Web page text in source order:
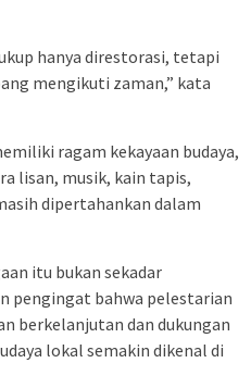
hanya direstorasi, tetapi
mengikuti zaman,” kata
ragam kekayaan budaya,
lisan, musik, kain tapis,
dipertahankan dalam
itu bukan sekadar
pengingat bahwa pelestarian
berkelanjutan dan dukungan
lokal semakin dikenal di